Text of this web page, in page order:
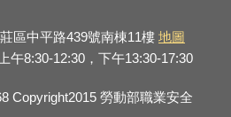
區中平路439號南棟11樓 地圖
午8:30-12:30，下午13:30-17:30
Copyright2015 勞動部職業安全